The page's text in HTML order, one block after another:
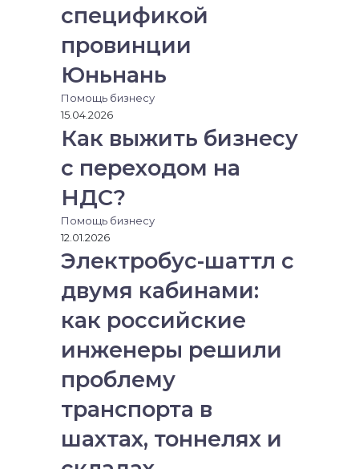
спецификой
провинции
Юньнань
Помощь бизнесу
15.04.2026
Как выжить бизнесу
с переходом на
НДС?
Помощь бизнесу
12.01.2026
Электробус-шаттл с
двумя кабинами:
как российские
инженеры решили
проблему
транспорта в
шахтах, тоннелях и